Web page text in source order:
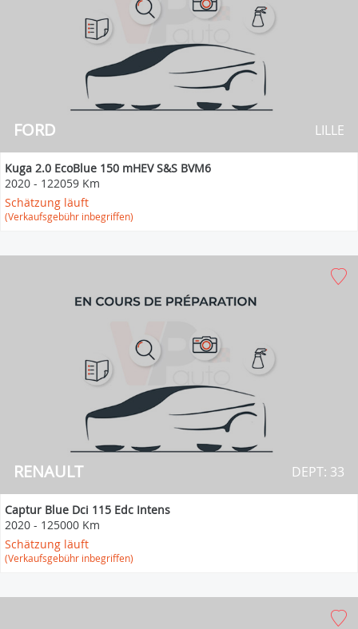
FORD LILLE
Kuga 2.0 EcoBlue 150 mHEV S&S BVM6
2020 - 122059 Km
Schätzung läuft
(Verkaufsgebühr inbegriffen)
RENAULT DEPT: 33
Captur Blue Dci 115 Edc Intens
2020 - 125000 Km
Schätzung läuft
(Verkaufsgebühr inbegriffen)